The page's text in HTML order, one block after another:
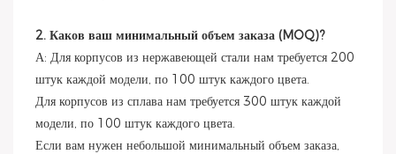
2. Каков ваш минимальный объем заказа (MOQ)?
А: Для корпусов из нержавеющей стали нам требуется 200
штук каждой модели, по 100 штук каждого цвета.
Для корпусов из сплава нам требуется 300 штук каждой
модели, по 100 штук каждого цвета.
Если вам нужен небольшой минимальный объем заказа,